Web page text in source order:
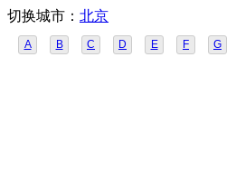
切换城市： 北京
A B C D E F G